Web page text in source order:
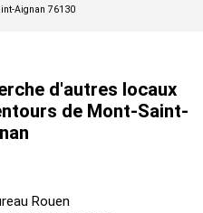
d'autres locaux
de Mont-Saint-
Rouen